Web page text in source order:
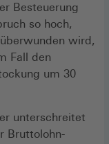
Besteuerung
so hoch,
wird,
Fall den
um 30
unterschreitet
Bruttolohn-